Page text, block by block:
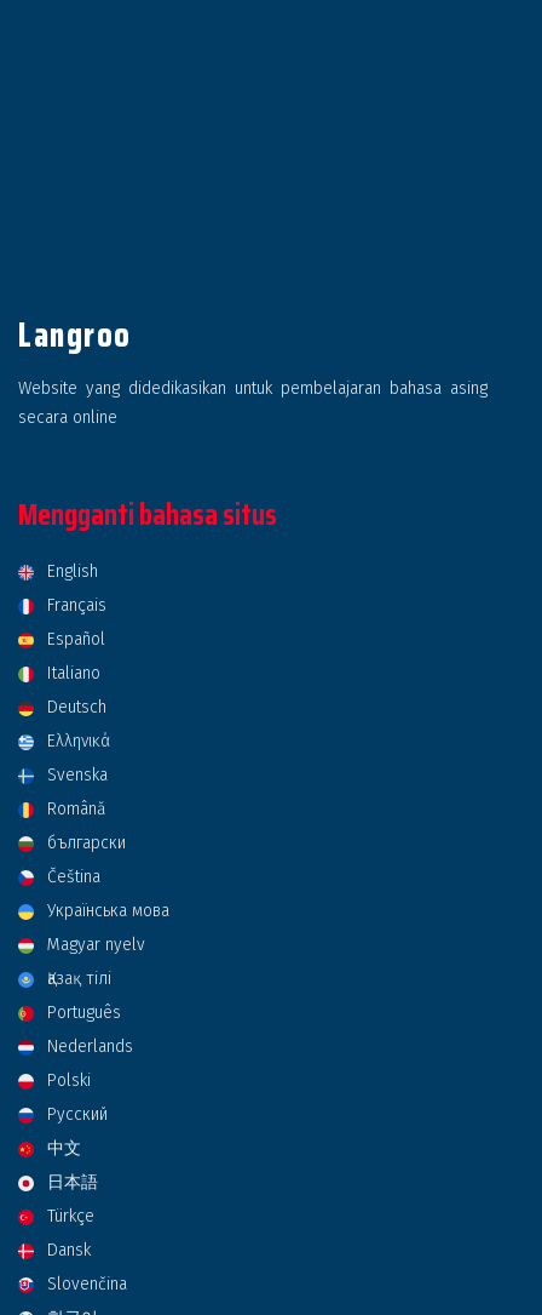
Langroo
Website yang didedikasikan untuk pembelajaran bahasa asing
secara online
Mengganti bahasa situs
English
Français
Español
Italiano
Deutsch
Ελληνικά
Svenska
Română
български
Čeština
Українська мова
Magyar nyelv
Қазақ тілі
Português
Nederlands
Polski
Русский
中文
日本語
Türkçe
Dansk
Slovenčina